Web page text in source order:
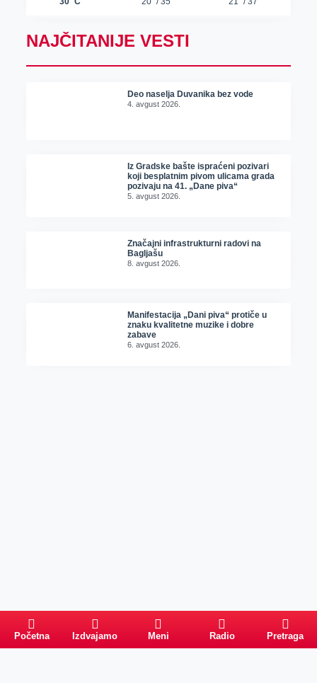
NAJČITANIJE VESTI
Deo naselja Duvanika bez vode
4. avgust 2026.
Iz Gradske bašte ispraćeni pozivari
koji besplatnim pivom ulicama grada
pozivaju na 41. „Dane piva“
5. avgust 2026.
Značajni infrastrukturni radovi na
Bagljašu
8. avgust 2026.
Manifestacija „Dani piva“ protiče u
znaku kvalitetne muzike i dobre
zabave
6. avgust 2026.
Početna Izdvajamo Meni Radio Pretraga